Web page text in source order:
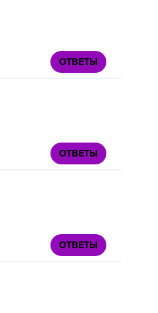
ОТВЕТЫ
ОТВЕТЫ
ОТВЕТЫ